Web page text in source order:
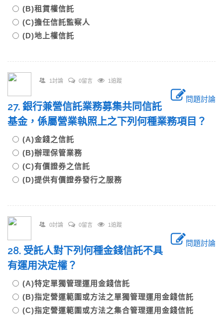
(B)租賃權信託
(C)擔任信託監察人
(D)地上權信託
1討論 0留言 1追蹤
問題討論
27. 銀行兼營信託業務募集共同信託
基金，係屬營業執照上之下列何種業務項目？
(A)金錢之信託
(B)辦理保管業務
(C)有價證券之信託
(D)提供有價證券發行之服務
0討論 0留言 1追蹤
問題討論
28. 受託人對下列何種金錢信託不具
有運用決定權？
(A)特定單獨管理運用金錢信託
(B)指定營運範圍或方法之單獨管理運用金錢信託
(C)指定營運範圍或方法之集合管理運用金錢信託